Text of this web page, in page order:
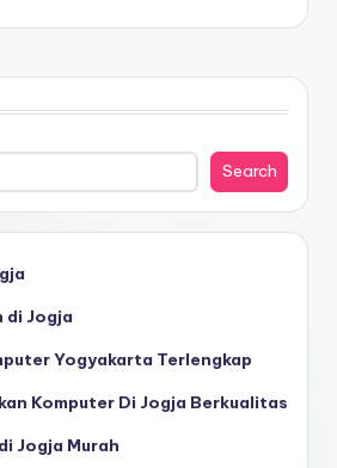
Search
di Jogja
Yogyakarta Terlengkap
Komputer Di Jogja Berkualitas
Jogja Murah